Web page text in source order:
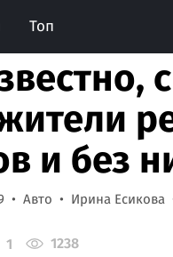
Топ
и без
Авто Ирина Есикова
1 1238